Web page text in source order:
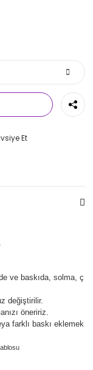
Et
ve baskıda, solma, ç
değiştirilir.
öneririz.
farklı baskı eklemek